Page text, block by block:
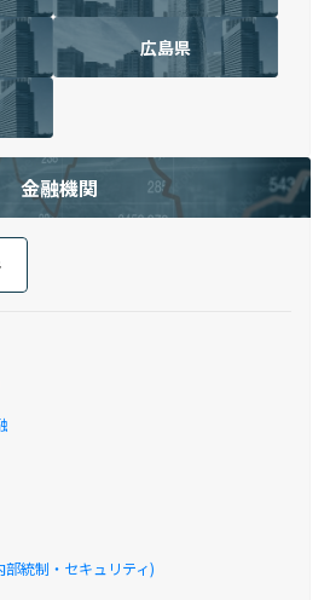
広島県
金融機関
統制・セキュリティ)